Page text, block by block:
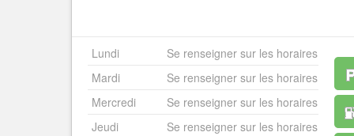
Lundi
Se renseigner sur les horaires
Mardi
Se renseigner sur les horaires
Mercredi
Se renseigner sur les horaires
Jeudi
Se renseigner sur les horaires